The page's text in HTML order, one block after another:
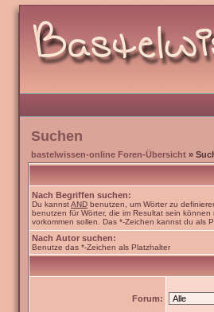
Suchen
bastelwissen-online Foren-Übersicht »
Nach Begriffen suchen:
Du kannstAND benutzen, um Wörter zu
benutzen für Wörter, die im Resultat sein können
vorkommen sollen. Das *-Zeichen kannst du als
Nach Autor suchen:
Benutze das *-Zeichen als Platzhalter
Forum: